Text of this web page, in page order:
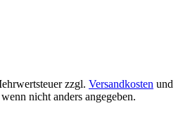
zzgl. Versandkosten und
nicht anders angegeben.